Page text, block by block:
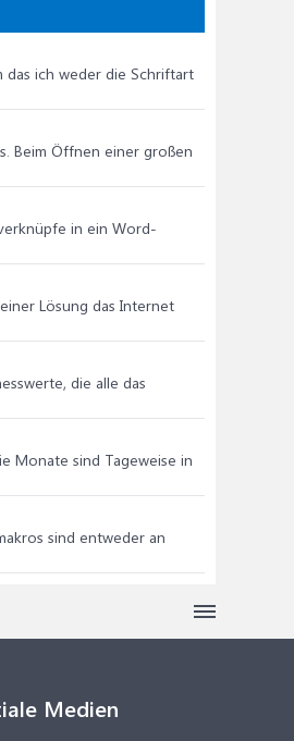
das ich weder die Schriftart
Beim Öffnen einer großen
in ein Word-
Lösung das Internet
die alle das
Monate sind Tageweise in
sind entweder an
Medien